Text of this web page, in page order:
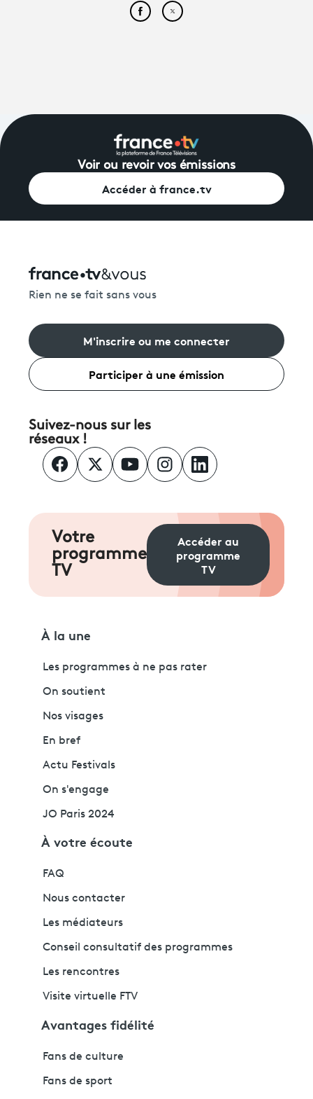
Partager cet article sur
Partager cet article sur
Voir ou revoir vos émissions
Accéder à france.tv
Rien ne se fait sans vous
M'inscrire ou me connecter
Participer à une émission
Suivez-nous sur les
réseaux !
Votre
programme
TV
Accéder au
programme
TV
À la une
Les programmes à ne pas rater
On soutient
Nos visages
En bref
Actu Festivals
On s'engage
JO Paris 2024
À votre écoute
FAQ
Nous contacter
Les médiateurs
Conseil consultatif des programmes
Les rencontres
Visite virtuelle FTV
Avantages fidélité
Fans de culture
Fans de sport